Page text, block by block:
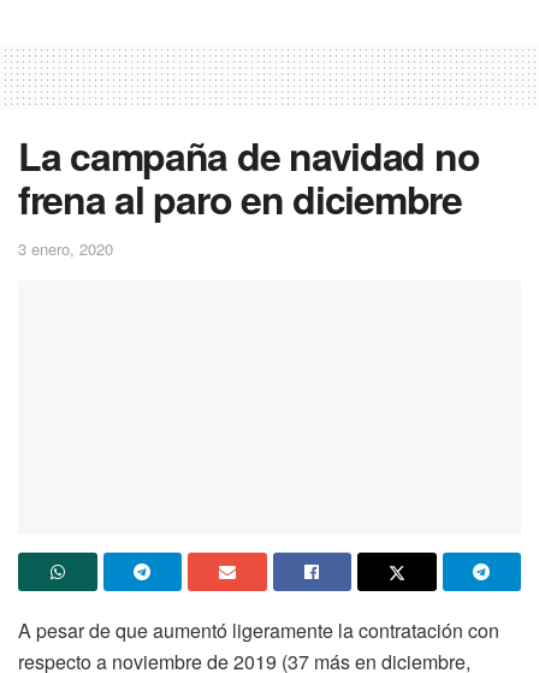
La campaña de navidad no
frena al paro en diciembre
3 enero, 2020
A pesar de que aumentó ligeramente la contratación con
respecto a noviembre de 2019 (37 más en diciembre,